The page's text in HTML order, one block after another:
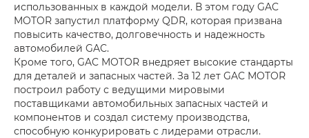
использованных в каждой модели. В этом году GAC
MOTOR запустил платформу QDR, которая призвана
повысить качество, долговечность и надежность
автомобилей GAC.
Кроме того, GAC MOTOR внедряет высокие стандарты
для деталей и запасных частей. За 12 лет GAC MOTOR
построил работу с ведущими мировыми
поставщиками автомобильных запасных частей и
компонентов и создал систему производства,
способную конкурировать с лидерами отрасли.